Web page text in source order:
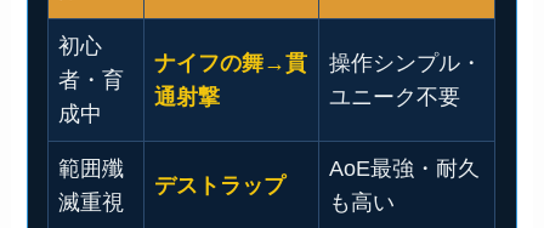
初心
者・育
成中
ナイフの舞→貫
通射撃
操作シンプル・
ユニーク不要
範囲殲
滅重視
デストラップ
AoE最強・耐久
も高い